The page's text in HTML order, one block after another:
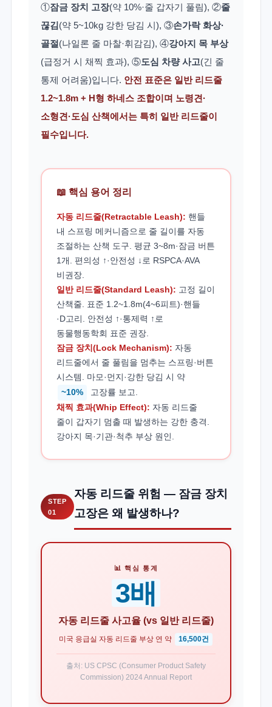
①잠금 장치 고장(약 10%·줄 갑자기 풀림), ②줄
끊김(약 5~10kg 강한 당김 시), ③손가락 화상·
골절(나일론 줄 마찰·휘감김), ④강아지 목 부상
(급정거 시 채찍 효과), ⑤도심 차량 사고(긴 줄
통제 어려움)입니다. 안전 표준은 일반 리드줄
1.2~1.8m + H형 하네스 조합이며 노령견·
소형견·도심 산책에서는 특히 일반 리드줄이
필수입니다.
📖 핵심 용어 정리
자동 리드줄(Retractable Leash): 핸들
내 스프링 메커니즘으로 줄 길이를 자동
조절하는 산책 도구. 평균 3~8m·잠금 버튼
1개. 편의성 ↑·안전성 ↓로 RSPCA·AVA
비권장.
일반 리드줄(Standard Leash): 고정 길이
산책줄. 표준 1.2~1.8m(4~6피트)·핸들
·D고리. 안전성 ↑·통제력 ↑로
동물행동학회 표준 권장.
잠금 장치(Lock Mechanism): 자동
리드줄에서 줄 풀림을 멈추는 스프링·버튼
시스템. 마모·먼지·강한 당김 시 약
~10%
고장률 보고.
채찍 효과(Whip Effect): 자동 리드줄
줄이 갑자기 멈출 때 발생하는 강한 충격.
강아지 목·기관·척추 부상 원인.
STEP
01
자동 리드줄 위험 — 잠금 장치
고장은 왜 발생하나?
📊 핵심 통계
3배
자동 리드줄 사고율 (vs 일반 리드줄)
미국 응급실 자동 리드줄 부상 연 약 16,500건
출처: US CPSC (Consumer Product Safety
Commission) 2024 Annual Report